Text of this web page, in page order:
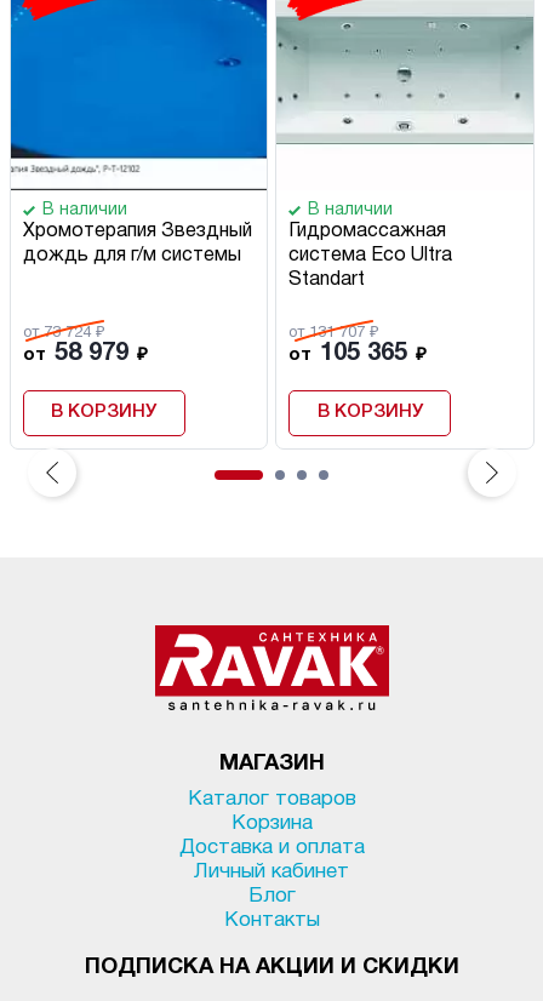
В наличии
Хромотерапия Звездный
дождь для г/м системы
от 73 724 ₽
от 58 979 ₽
В КОРЗИНУ
В наличии
Гидромассажная
система Eco Ultra
Standart
от 131 707 ₽
от 105 365 ₽
В КОРЗИНУ
МАГАЗИН
Каталог товаров
Корзина
Доставка и оплата
Личный кабинет
Блог
Контакты
ПОДПИСКА НА АКЦИИ И СКИДКИ